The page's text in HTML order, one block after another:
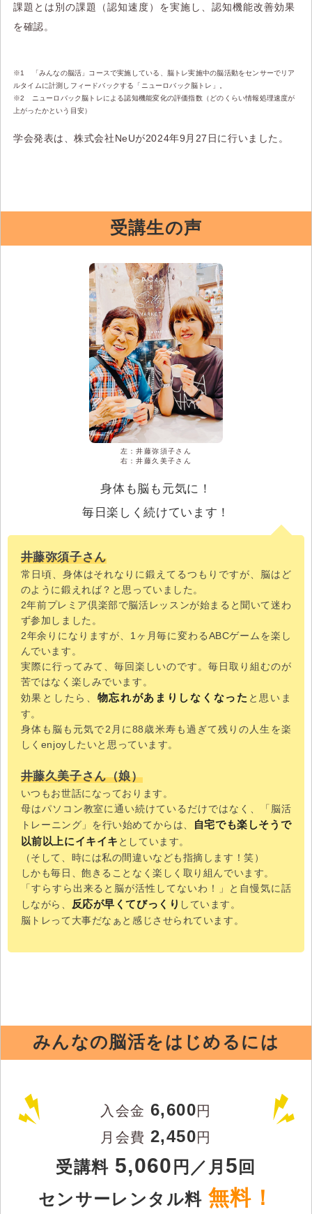
課題とは別の課題（認知速度）を実施し、認知機能改善効果
を確認。
※1 「みんなの脳活」コースで実施している、脳トレ実施中の脳活動をセンサーでリア
ルタイムに計測しフィードバックする「ニューロバック脳トレ」。
※2 ニューロバック脳トレによる認知機能変化の評価指数（どのくらい情報処理速度が
上がったかという目安）
学会発表は、株式会社NeUが2024年9月27日に行いました。
受講生の声
左：井藤弥須子さん
右：井藤久美子さん
身体も脳も元気に！
毎日楽しく続けています！
井藤弥須子さん
常日頃、身体はそれなりに鍛えてるつもりですが、脳はど
のように鍛えれば？と思っていました。
2年前プレミア倶楽部で脳活レッスンが始まると聞いて迷わ
ず参加しました。
2年余りになりますが、1ヶ月毎に変わるABCゲームを楽し
んでいます。
実際に行ってみて、毎回楽しいのです。毎日取り組むのが
苦ではなく楽しみでいます。
効果としたら、 物忘れがあまりしなくなった と思いま
す。
身体も脳も元気で2月に88歳米寿も過ぎて残りの人生を楽
しくenjoyしたいと思っています。
井藤久美子さん（娘）
いつもお世話になっております。
母はパソコン教室に通い続けているだけではなく、「脳活
トレーニング」を行い始めてからは、
自宅でも楽しそうで
以前以上にイキイキ としています。
（そして、時には私の間違いなども指摘します！笑）
しかも毎日、飽きることなく楽しく取り組んでいます。
「すらすら出来ると脳が活性してないわ！」と自慢気に話
しながら、
反応が早くてびっくり しています。
脳トレって大事だなぁと感じさせられています。
みんなの脳活をはじめるには
入会金 6,600円
月会費2,450円
受講料 5,060 円／月 5 回
センサーレンタル料 無料！